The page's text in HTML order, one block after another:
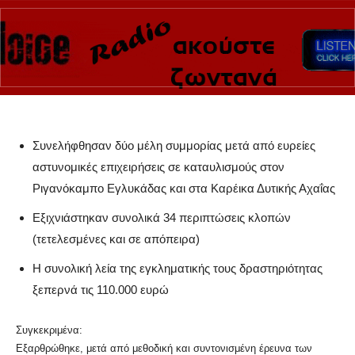
Συνελήφθησαν δύο μέλη συμμορίας μετά από ευρείες
αστυνομικές επιχειρήσεις σε καταυλισμούς στον
Ριγανόκαμπο Εγλυκάδας και στα Καρέικα Δυτικής Αχαΐας
Εξιχνιάστηκαν συνολικά 34 περιπτώσεις κλοπών
(τετελεσμένες και σε απόπειρα)
Η συνολική λεία της εγκληματικής τους δραστηριότητας
ξεπερνά τις 110.000 ευρώ
Συγκεκριμένα:
Εξαρθρώθηκε, μετά από μεθοδική και συντονισμένη έρευνα των